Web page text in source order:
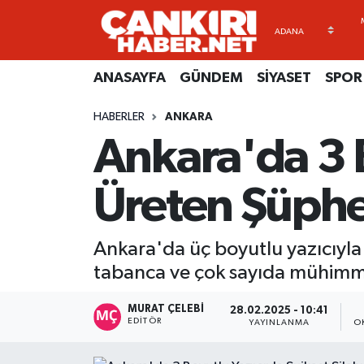
ANASAYFA GÜNDEM SİYASET SPOR
HABERLER ANKARA
Ankara'da 3
Üreten
Ankara'da üç boyutlu
tabanca ve çok sayıda
MURAT ÇELEBI
EDITÖR
28.02.2025 - 10:41
YAYINLANMA
ANASAYFA
RESMİ İLANLAR
Künye
Gizlilik Sözleşmesi
BİYOGRAFİLER
GÜNDEM
Merkez Hava Durumu
Süper Lig Puan Durumu ve Fikstür
Tüm Manşetler
Haber Arşivi